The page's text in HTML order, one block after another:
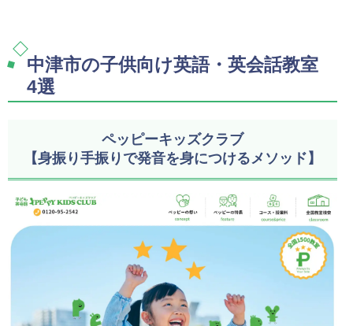
中津市の子供向け英語・英会話教室
4選
ペッピーキッズクラブ
【身振り手振りで発音を身につけるメソッド】